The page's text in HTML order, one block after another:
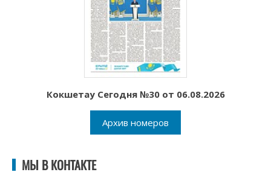
Кокшетау Сегодня №30 от 06.08.2026
Архив номеров
МЫ В КОНТАКТЕ